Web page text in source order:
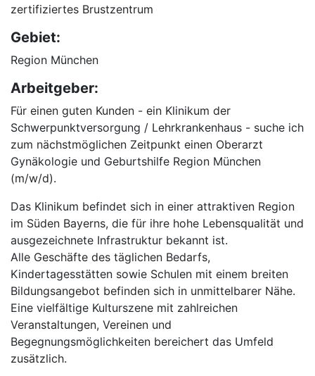
zertifiziertes Brustzentrum
Gebiet:
Region München
Arbeitgeber:
Für einen guten Kunden - ein Klinikum der
Schwerpunktversorgung / Lehrkrankenhaus - suche ich
zum nächstmöglichen Zeitpunkt einen Oberarzt
Gynäkologie und Geburtshilfe Region München
(m/w/d).
Das Klinikum befindet sich in einer attraktiven Region
im Süden Bayerns, die für ihre hohe Lebensqualität und
ausgezeichnete Infrastruktur bekannt ist.
Alle Geschäfte des täglichen Bedarfs,
Kindertagesstätten sowie Schulen mit einem breiten
Bildungsangebot befinden sich in unmittelbarer Nähe.
Eine vielfältige Kulturszene mit zahlreichen
Veranstaltungen, Vereinen und
Begegnungsmöglichkeiten bereichert das Umfeld
zusätzlich.